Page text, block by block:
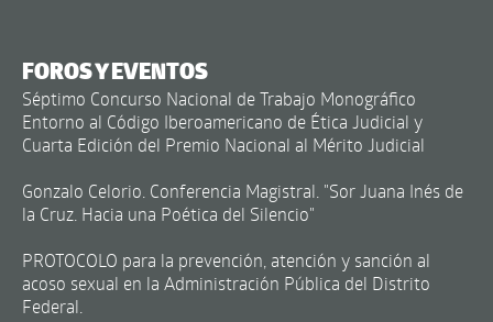
FOROS Y EVENTOS
Séptimo Concurso Nacional de Trabajo Monográfico
Entorno al Código Iberoamericano de Ética Judicial y
Cuarta Edición del Premio Nacional al Mérito Judicial
Gonzalo Celorio. Conferencia Magistral. "Sor Juana Inés de
la Cruz. Hacia una Poética del Silencio"
PROTOCOLO para la prevención, atención y sanción al
acoso sexual en la Administración Pública del Distrito
Federal.